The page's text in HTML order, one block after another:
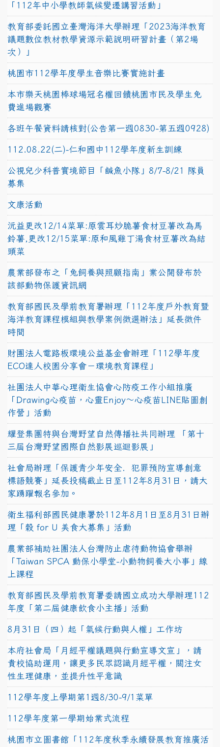
「112年中小學教師氣候變遷講習活動」
教育部委託國立臺灣海洋大學辦理「2023海洋教育
議題數位教材教學資源示範說明研習計畫（第2場
次）」
桃園市112學年度學生音樂比賽實施計畫
本市樂天桃園棒球場冠名權回饋桃園市民及學生免
費進場觀賽
各班午餐資料請核對(公告第一週0830-第五週0928)
112.08.22(二)-仁和國中112學年度新生訓練
公視兒少科普實境節目「鹹魚小隊」8/7-8/21 隊員
募集
文康活動
沅益更改12/14菜單:原雲耳炒脆薯食材豆薯改為馬
鈴薯,更改12/15菜單:原和風雞丁湯食材豆薯改為結
頭菜
農業部發布之「兔飼養與照顧指南」業公開發布於
該部動物保護資訊網
教育部國民及學前教育署辦理「112年度戶外教育暨
海洋教育課程模組與教學案例徵選辦法」延長徵件
時間
財團法人電路板環境公益基金會辦理「112學年度
ECO達人校園分享會－環境教育課程」
社團法人中華心理衛生協會心防疫工作小組推廣
「Drawing心疫苗，心靈Enjoy〜心疫苗LINE貼圖創
作營」活動
耀登集團特與台灣野望自然傳播社共同辦理 「第十
三屆台灣野望國際自然影展巡迴影展」
社會局辦理「保護青少年安全．犯罪預防宣導創意
標語競賽」延長投稿截止日至112年8月31日，請大
家踴躍報名參加。
衛生福利部國民健康署於112年8月1日至8月31日辦
理「穀 for U 美食大募集」活動
農業部補助社團法人台灣防止虐待動物協會舉辦
「Taiwan SPCA 動保小學堂-小動物飼養大小事」線
上課程
教育部國民及學前教育署委請國立成功大學辦理112
年度「第二屆健康飲食小主播」活動
8月31日（四）起「氣候行動與人權」工作坊
本府社會局「月經平權議題與行動宣導文宣」，請
貴校協助運用，讓更多民眾認識月經平權，關注女
性生理健康，並提升性平意識
112學年度上學期第1週8/30-9/1菜單
112學年度第一學期始業式流程
桃園市立圖書館「112年度秋季永續發展教育推廣活